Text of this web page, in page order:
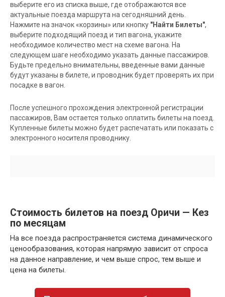
выберите его из списка выше, где отображаются все
актуальные поезда маршрута на сегодняшний день.
Нажмите на значок «корзины» или кнопку "Найти Билеты",
выберите подходящий поезд и тип вагона, укажите
необходимое количество мест на схеме вагона. На
следующем шаге необходимо указать данные пассажиров.
Будьте предельно внимательны, введенные вами данные
будут указаны в билете, и проводник будет проверять их при
посадке в вагон.
После успешного прохождения электронной регистрации
пассажиров, Вам остается только оплатить билеты на поезд.
Купленные билеты можно будет распечатать или показать с
электронного носителя проводнику.
Стоимость билетов на поезд Оричи — Кез
по месяцам
На все поезда распространяется система динамического
ценообразования, которая напрямую зависит от спроса
на данное направление, и чем выше спрос, тем выше и
цена на билеты.